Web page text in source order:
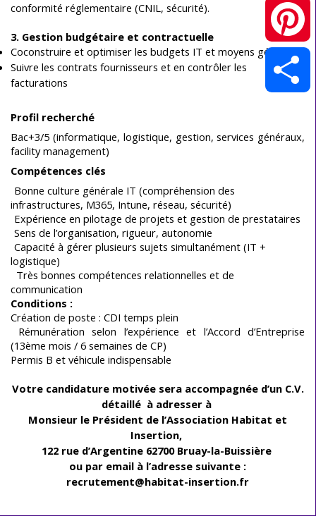
conformité réglementaire (CNIL, sécurité).
3. Gestion budgétaire et contractuelle
Coconstruire et optimiser les budgets IT et moyens généraux
Suivre les contrats fournisseurs et en contrôler les
facturations
Profil recherché
Bac+3/5 (informatique, logistique, gestion, services généraux,
facility management)
Compétences clés
Bonne culture générale IT (compréhension des
infrastructures, M365, Intune, réseau, sécurité)
Expérience en pilotage de projets et gestion de prestataires
Sens de l’organisation, rigueur, autonomie
Capacité à gérer plusieurs sujets simultanément (IT +
logistique)
bonnes compétences relationnelles et de
communication
Conditions :
Création de poste : CDI temps plein
Rémunération selon l’expérience et l’Accord d’Entreprise
(13ème mois / 6 semaines de CP)
Permis B et véhicule indispensable
Votre candidature motivée sera accompagnée d’un C.V.
détaillé à adresser à
Monsieur le Président de l’Association Habitat et
Insertion,
122 rue d’Argentine 62700 Bruay-la-Buissière
ou par email à l’adresse suivante :
recrutement@habitat-insertion.fr
LinkedIn
Pinterest